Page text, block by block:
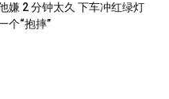
嫌 2 分钟太久 下车冲红绿灯
个“抱摔”